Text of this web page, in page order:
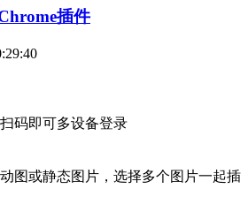
插件
码即可多设备登录
图或静态图片，选择多个图片一起插